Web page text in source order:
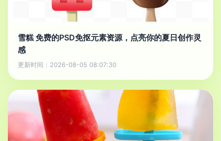
雪糕 免费的PSD免抠元素资源，点亮你的夏日创作灵
感
更新时间：2026-08-05 08:07:30